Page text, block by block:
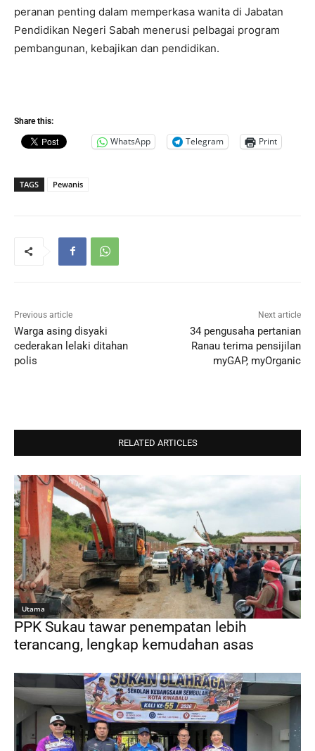
peranan penting dalam memperkasa wanita di Jabatan
Pendidikan Negeri Sabah menerusi pelbagai program
pembangunan, kebajikan dan pendidikan.
Share this:
WhatsApp Telegram Print
TAGS Pewanis
Previous article
Warga asing disyaki
cederakan lelaki ditahan
polis
Next article
34 pengusaha pertanian
Ranau terima pensijilan
myGAP, myOrganic
RELATED ARTICLES
Utama
PPK Sukau tawar penempatan lebih
terancang, lengkap kemudahan asas